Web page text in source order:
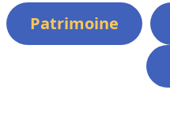
Patrimoine